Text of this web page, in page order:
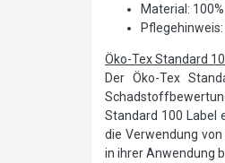
Material:
Öko-Tex Standard
Der Öko-Tex
Standard 100 Label
die Verwendung
in ihrer Anwendung